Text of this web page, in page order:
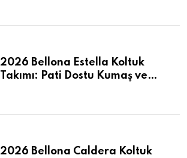
2026 Bellona Estella Koltuk
Takımı: Pati Dostu Kumaş ve
2026 Bellona Caldera Koltuk